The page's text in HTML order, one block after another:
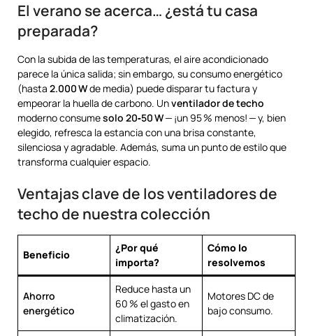
El verano se acerca… ¿está tu casa
preparada?
Con la subida de las temperaturas, el aire acondicionado
parece la única salida; sin embargo, su consumo energético
(hasta 2.000 Wde media) puede disparar tu factura y
empeorar la huella de carbono. Unventilador de techo
moderno consumesolo 20‑50 W— ¡un 95 % menos! — y, bien
elegido, refresca la estancia con una brisa constante,
silenciosa y agradable. Además, suma un punto de estilo que
transforma cualquier espacio.
Ventajas clave de los ventiladores de
techo de nuestra colección
Beneficio
¿Por qué
importa?
Cómo lo
resolvemos
Ahorro
energético
Reduce hasta un
60 % el gasto en
climatización.
Motores DC de
bajo consumo.